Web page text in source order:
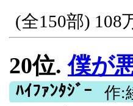
文を読みた
す。
R15, 残酷な描
(全150部) 108
20位.僕が悪か
ﾊｲﾌｧﾝﾀｼﾞｰ 作: